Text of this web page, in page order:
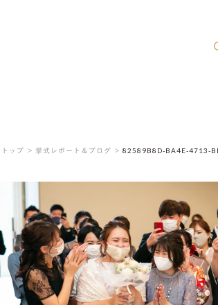
トップ ＞ 挙式レポート＆ブログ ＞